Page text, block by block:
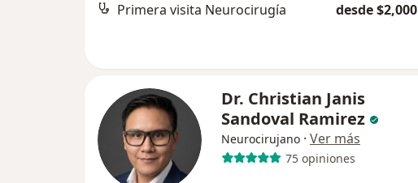
Primera visita Neurocirugía desde $2,000
Dr. Christian Janis
Sandoval Ramirez
Neurocirujano · Ver más
75 opiniones